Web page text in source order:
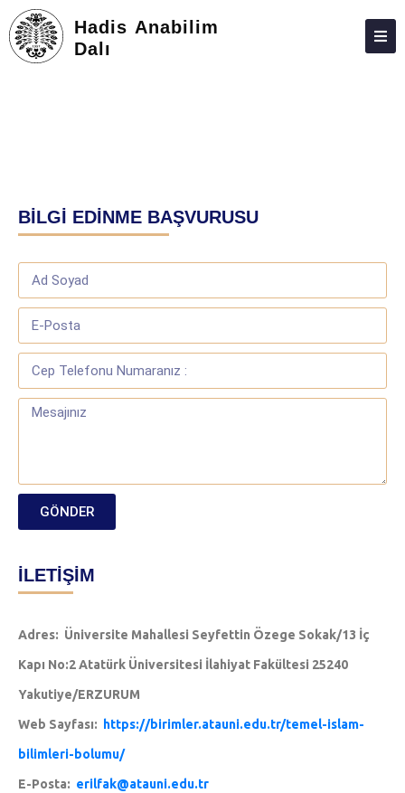
Hadis Anabilim
Dalı
TOPLUMA KATKI
ADAY ÖĞRENCILER
İLETIŞIM
BİLGİ EDİNME BAŞVURUSU
GÖNDER
İLETİŞİM
Adres: Üniversite Mahallesi Seyfettin Özege Sokak/13 İç
Kapı No:2 Atatürk Üniversitesi İlahiyat Fakültesi 25240
Yakutiye/ERZURUM
Web Sayfası: https://birimler.atauni.edu.tr/temel-islam-
bilimleri-bolumu/
E-Posta: erilfak@atauni.edu.tr